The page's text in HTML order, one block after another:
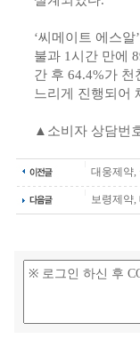
‘씨메이트 에스
불과 1시간 만에
간 후 64.4%가
느리게 진행되어
▲소비자 상담번
대웅제약,
보령제약,